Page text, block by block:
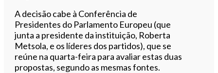
A decisão cabe à Conferência de
Presidentes do Parlamento Europeu (que
junta a presidente da instituição, Roberta
Metsola, e os líderes dos partidos), que se
reúne na quarta-feira para avaliar estas duas
propostas, segundo as mesmas fontes.